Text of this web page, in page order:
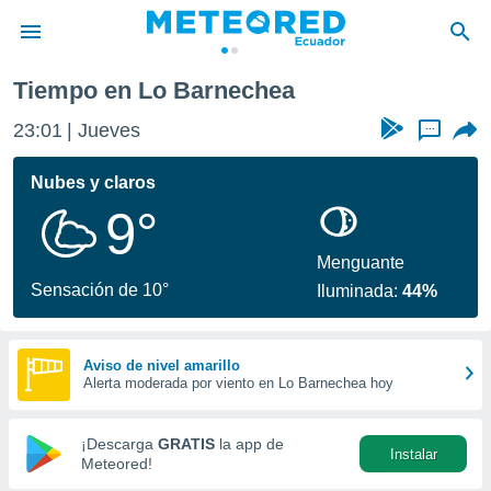
de
ha
calidad.
a este
las
forma
digital
basada
Tiempo en Lo Barnechea
23:01 Jueves ...
Nubes y claros
9°
Sensación de 10°
Menguante
Iluminada:44%
Aviso de nivel amarillo
Alerta moderada por viento en Lo Barnechea hoy
¡Descarga GRATIS la app de
Meteored!
Instalar